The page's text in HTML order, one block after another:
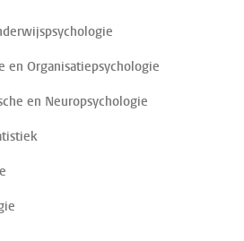
en Organisatiepsychologie
en Neuropsychologie